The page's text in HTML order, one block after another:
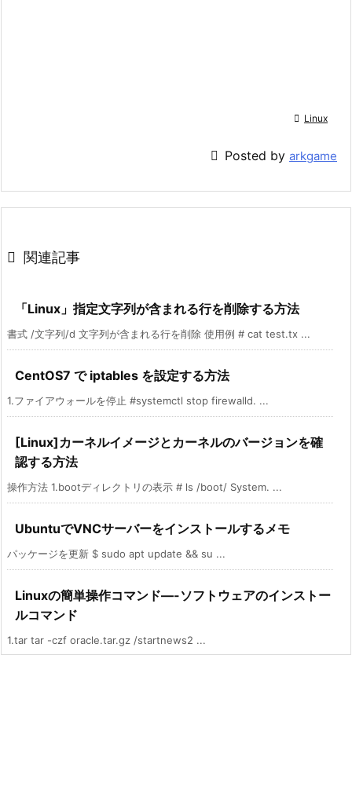
 Linux
 Posted by arkgame
 関連記事
「Linux」指定文字列が含まれる行を削除する方法
書式 /文字列/d 文字列が含まれる行を削除 使用例 # cat test.tx ...
CentOS7 で iptables を設定する方法
1.ファイアウォールを停止 #systemctl stop firewalld. ...
[Linux]カーネルイメージとカーネルのバージョンを確
認する方法
操作方法 1.bootディレクトリの表示 # ls /boot/ System. ...
UbuntuでVNCサーバーをインストールするメモ
パッケージを更新 $ sudo apt update && su ...
Linuxの簡単操作コマンド—-ソフトウェアのインストー
ルコマンド
1.tar tar -czf oracle.tar.gz /startnews2 ...